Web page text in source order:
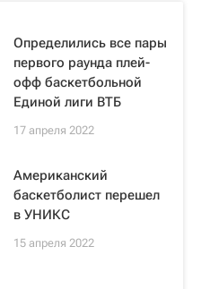
Определились все пары
первого раунда плей-
офф баскетбольной
Единой лиги ВТБ
17 апреля 2022
Американский
баскетболист перешел
в УНИКС
15 апреля 2022